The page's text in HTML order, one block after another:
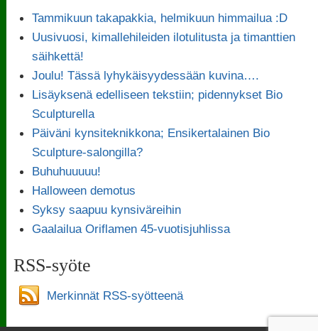
Tammikuun takapakkia, helmikuun himmailua :D
Uusivuosi, kimallehileiden ilotulitusta ja timanttien
säihkettä!
Joulu! Tässä lyhykäisyydessään kuvina….
Lisäyksenä edelliseen tekstiin; pidennykset Bio
Sculpturella
Päiväni kynsiteknikkona; Ensikertalainen Bio
Sculpture-salongilla?
Buhuhuuuuu!
Halloween demotus
Syksy saapuu kynsiväreihin
Gaalailua Oriflamen 45-vuotisjuhlissa
RSS-syöte
Merkinnät RSS-syötteenä